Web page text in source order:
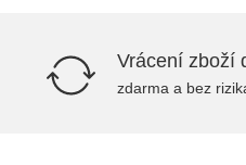
Vrácení zboží
zdarma a bez